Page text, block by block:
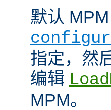
默认
指定，然
编辑
MPM。